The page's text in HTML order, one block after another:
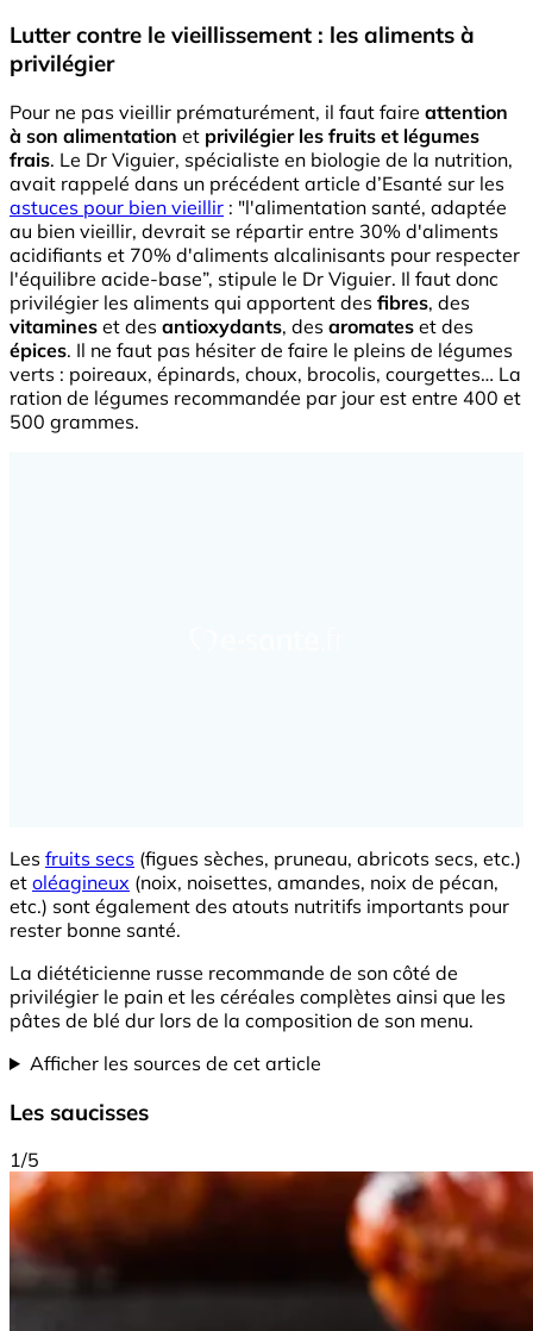
Lutter contre le vieillissement : les aliments à
privilégier
Pour ne pas vieillir prématurément, il faut faire attention
à son alimentation et privilégier les fruits et légumes
frais. Le Dr Viguier, spécialiste en biologie de la nutrition,
avait rappelé dans un précédent article d’Esanté sur les
astuces pour bien vieillir : "l'alimentation santé, adaptée
au bien vieillir, devrait se répartir entre 30% d'aliments
acidifiants et 70% d'aliments alcalinisants pour respecter
l'équilibre acide-base”, stipule le Dr Viguier. Il faut donc
privilégier les aliments qui apportent des fibres, des
vitamines et des antioxydants, des aromates et des
épices. Il ne faut pas hésiter de faire le pleins de légumes
verts : poireaux, épinards, choux, brocolis, courgettes… La
ration de légumes recommandée par jour est entre 400 et
500 grammes.
Les fruits secs (figues sèches, pruneau, abricots secs, etc.)
et oléagineux (noix, noisettes, amandes, noix de pécan,
etc.) sont également des atouts nutritifs importants pour
rester bonne santé.
La diététicienne russe recommande de son côté de
privilégier le pain et les céréales complètes ainsi que les
pâtes de blé dur lors de la composition de son menu.
Afficher les sources de cet article
Les saucisses
1/5